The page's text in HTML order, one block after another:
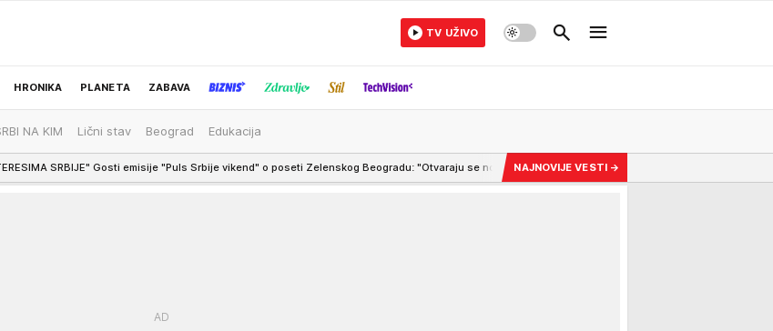
HRONIKA PLANETA ZABAVA
TV UŽIVO
NA KIM Lični stav Beograd Edukacija
emisije "Puls Srbije vikend" o poseti Zelenskog Beogradu: "Otvaraju se nova vrata" 12:56 ZLF IMA USLOVE U ZAMENU ZA PODRŠKU
NAJNOVIJE VESTI →